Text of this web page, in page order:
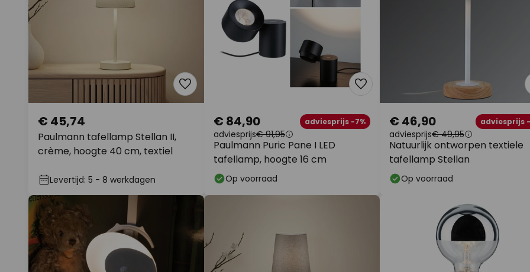
Paulmann tafellamp Stellan II,
crème, hoogte 40 cm, textiel
€ 45,74
Levertijd: 5 - 8 werkdagen
Paulmann Puric Pane I LED
tafellamp, hoogte 16 cm
€ 84,90 adviesprijs -7%
adviesprijs€ 91,95
Op voorraad
Natuurlijk ontworpen textiele
tafellamp Stellan
€ 46,90 adviesprijs
adviesprijs€ 49,95
Op voorraad